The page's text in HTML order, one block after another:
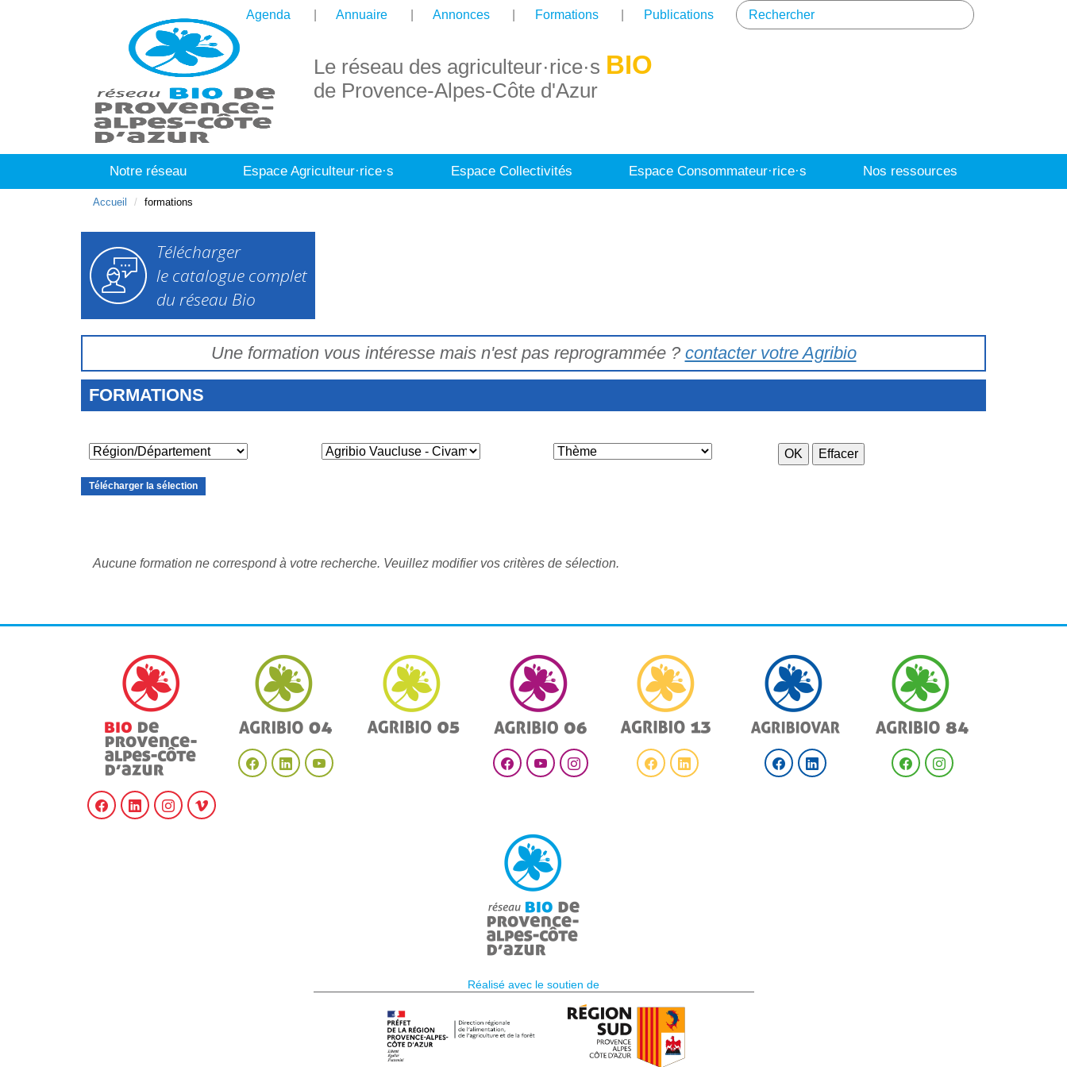
Agenda Annuaire Annonces Formations Publications
Le réseau des agriculteur·rice·s BIO
de Provence-Alpes-Côte d'Azur
Notre réseau Espace Agriculteur·rice·s Espace Collectivités Espace Consommateur·rice·s Nos ressources
Accueil formations
Télécharger
le catalogue complet
du réseau Bio
Une formation vous intéresse mais n'est pas reprogrammée ? contacter votre Agribio
FORMATIONS
Télécharger la sélection
Aucune formation ne correspond à votre recherche. Veuillez modifier vos critères de sélection.
Réalisé avec le soutien de